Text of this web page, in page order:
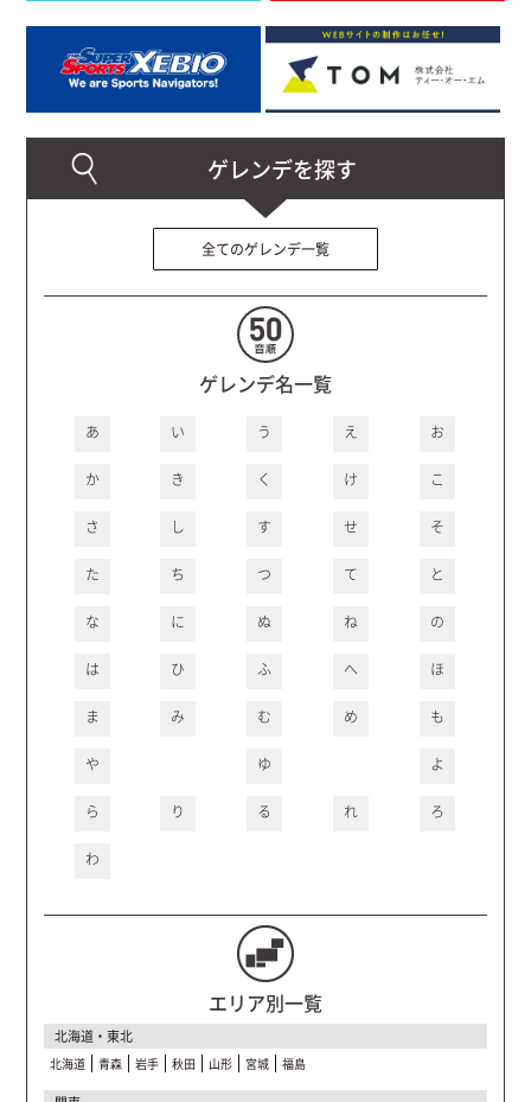
全てのゲレンデ一覧
ゲレンデ名一覧
あ い う え お
か き く け こ
さ し す せ そ
た ち つ て と
な に ぬ ね の
は ひ ふ へ ほ
ま み む め も
や ゆ よ
ら り る れ ろ
わ
エリア別一覧
北海道・東北
北海道 青森 岩手 秋田 山形 宮城 福島